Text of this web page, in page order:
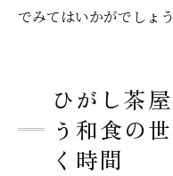
でみてはいかがでしょう
ひがし茶
う和食の
く時間